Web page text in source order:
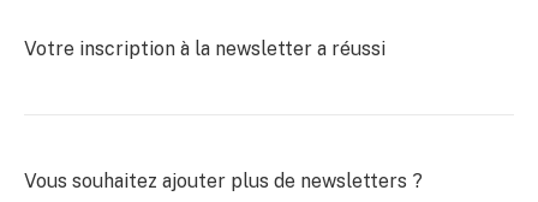
Votre inscription à la newsletter a réussi
Vous souhaitez ajouter plus de newsletters ?